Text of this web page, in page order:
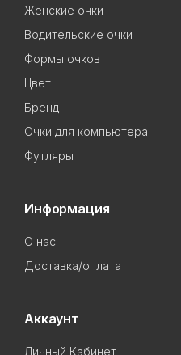
Женские очки
Водительские очки
Формы очков
Цвет
Бренд
Очки для компьютера
Футляры
Информация
О нас
Доставка/оплата
Аккаунт
Личный Кабинет